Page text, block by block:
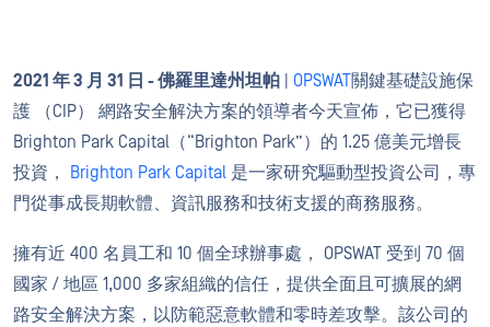
2021 年 3 月 31 日 - 佛羅里達州坦帕 OPSWAT關鍵基礎設施保
護 （CIP） 網路安全解決方案的領導者今天宣佈，它已獲得
Brighton Park Capital（“Brighton Park”）的 1.25 億美元增長
投資，
Brighton Park Capital 是一家研究驅動型投資公司，專
門從事成長期軟體、資訊服務和技術支援的商務服務。
擁有近 400 名員工和 10 個全球辦事處， OPSWAT 受到 70 個
國家 / 地區 1,000 多家組織的信任，提供全面且可擴展的網
路安全解決方案，以防範惡意軟體和零時差攻擊。該公司的